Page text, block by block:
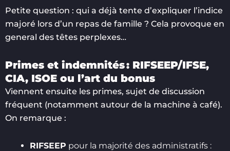
Petite question : qui a déjà tente d’expliquer l’indice
majoré lors d’un repas de famille ? Cela provoque en
general des têtes perplexes…
Primes et indemnités : RIFSEEP/IFSE,
CIA, ISOE ou l’art du bonus
Viennent ensuite les primes, sujet de discussion
fréquent (notamment autour de la machine à café).
On remarque :
RIFSEEP pour la majorité des administratifs :